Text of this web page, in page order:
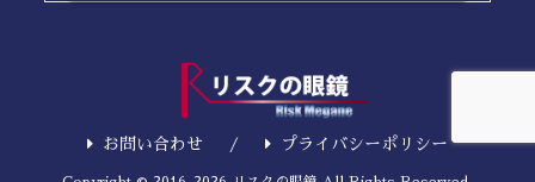
お問い合わせ プライバシーポリシー